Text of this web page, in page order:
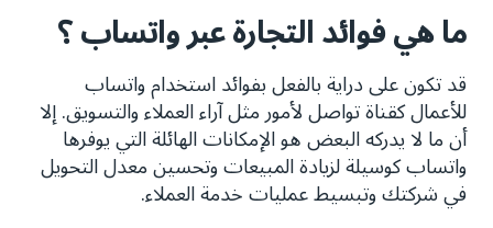
ما هي فوائد التجارة عبر واتساب ؟
قد تكون على دراية بالفعل بفوائد استخدام واتساب
للأعمال كقناة تواصل لأمور مثل آراء العملاء والتسويق. إلا
أن ما لا يدركه البعض هو الإمكانات الهائلة التي يوفرها
واتساب كوسيلة لزيادة المبيعات وتحسين معدل التحويل
في شركتك وتبسيط عمليات خدمة العملاء.